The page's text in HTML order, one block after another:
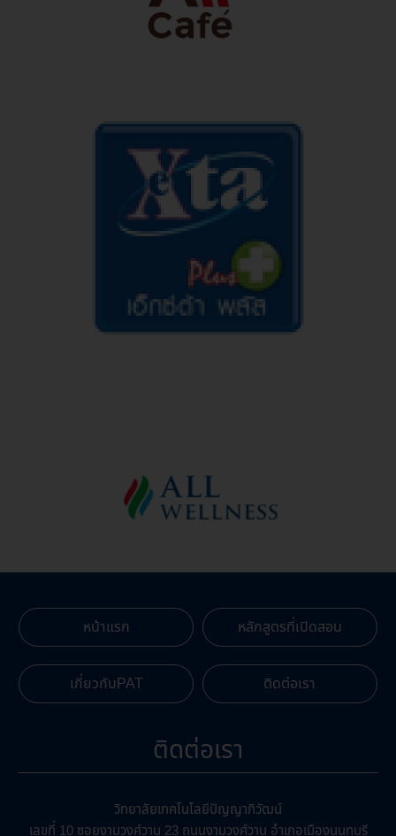
หน้าแรก หลักสูตรที่เปิดสอน
เกี่ยวกับPAT ติดต่อเรา
ติดต่อเรา
วิทยาลัยเทคโนโลยีปัญญาภิวัฒน์
เลขที่ 10 ซอยงามวงศ์วาน 23 ถนนงามวงศ์วาน อำเภอเมืองนนทบุรี